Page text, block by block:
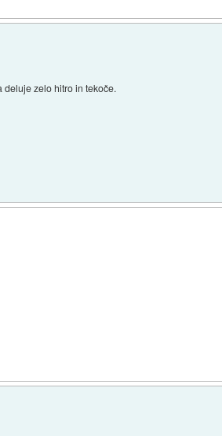
deluje zelo hitro in tekoče.